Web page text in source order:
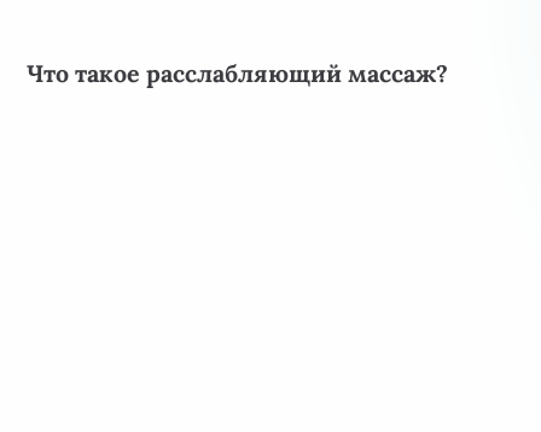
Что такое расслабляющий массаж?